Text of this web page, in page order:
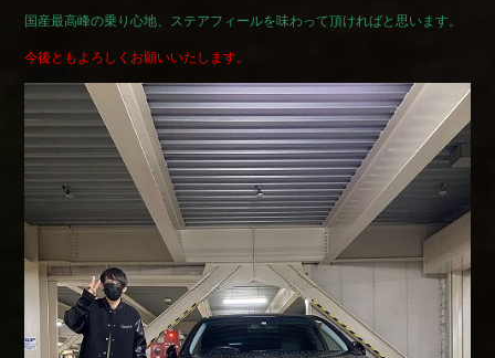
国産最高峰の乗り心地、ステアフィールを味わって頂ければと思います。
今後ともよろしくお願いいたします。